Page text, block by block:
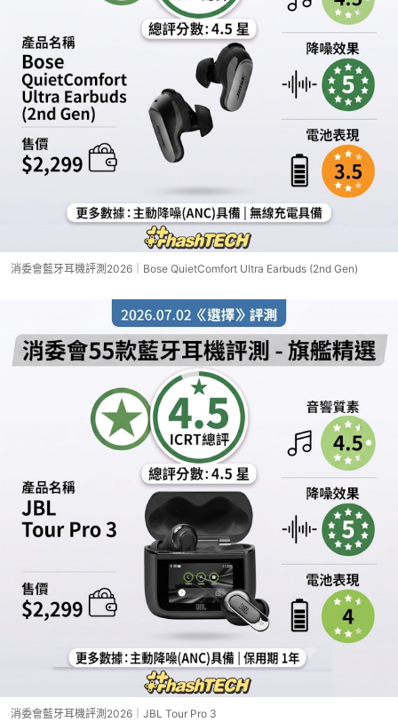
消委會藍牙耳機評測2026｜Bose QuietComfort Ultra Earbuds (2nd Gen)
消委會藍牙耳機評測2026｜JBL Tour Pro 3